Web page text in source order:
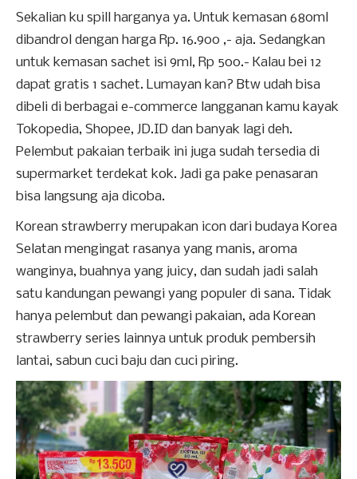
Sekalian ku spill harganya ya. Untuk kemasan 680ml
dibandrol dengan harga Rp. 16.900 ,- aja. Sedangkan
untuk kemasan sachet isi 9ml, Rp 500.- Kalau bei 12
dapat gratis 1 sachet. Lumayan kan? Btw udah bisa
dibeli di berbagai e-commerce langganan kamu kayak
Tokopedia, Shopee, JD.ID dan banyak lagi deh.
Pelembut pakaian terbaik ini juga sudah tersedia di
supermarket terdekat kok. Jadi ga pake penasaran
bisa langsung aja dicoba.
Korean strawberry merupakan icon dari budaya Korea
Selatan mengingat rasanya yang manis, aroma
wanginya, buahnya yang juicy, dan sudah jadi salah
satu kandungan pewangi yang populer di sana. Tidak
hanya pelembut dan pewangi pakaian, ada Korean
strawberry series lainnya untuk produk pembersih
lantai, sabun cuci baju dan cuci piring.